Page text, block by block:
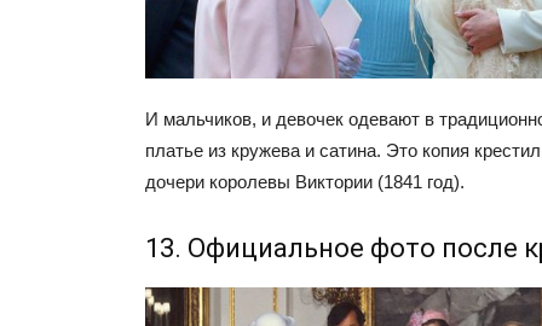
И мальчиков, и девочек одевают в
платье из кружева и сатина. Это копия
дочери королевы Виктории (1841 год).
13. Официальное фото после